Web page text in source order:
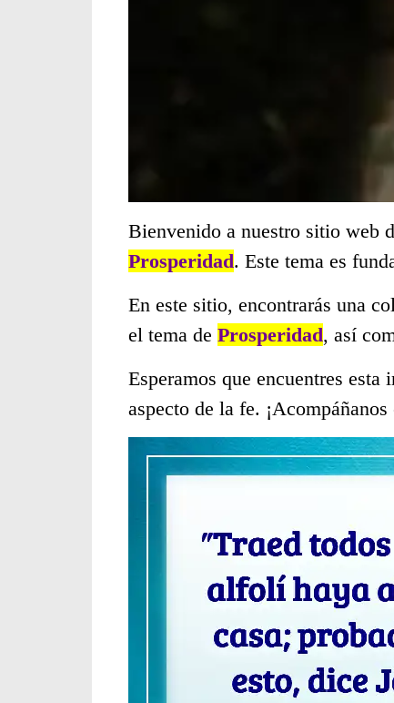
Bienvenido a nuestro sitio web
Prosperidad. Este tema es
En este sitio, encontrarás una
el tema de Prosperidad, así
Esperamos que encuentres
aspecto de la fe.